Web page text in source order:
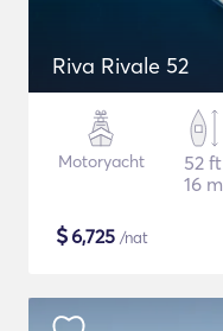
Riva Rivale 52
Motoryacht
52 ft
16 m
$6,725 /nat